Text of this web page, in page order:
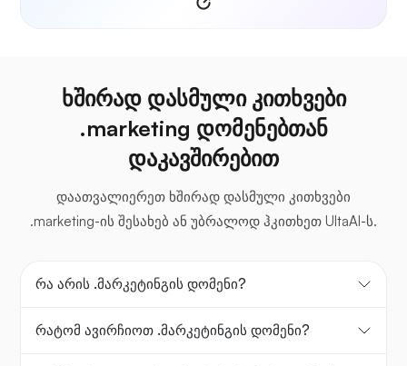
ხშირად დასმული კითხვები
.marketing დომენებთან
დაკავშირებით
დაათვალიერეთ ხშირად დასმული კითხვები
.marketing-ის შესახებ ან უბრალოდ ჰკითხეთ UltaAI-ს.
რა არის .მარკეტინგის დომენი?
რატომ ავირჩიოთ .მარკეტინგის დომენი?